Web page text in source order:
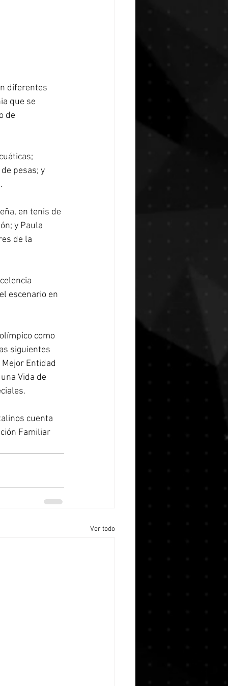
diferentes
que se
de
pesas; y
en tenis de
y Paula
de la
escenario en
como
siguientes
Entidad
Vida de
cuenta
Familiar
Ver todo